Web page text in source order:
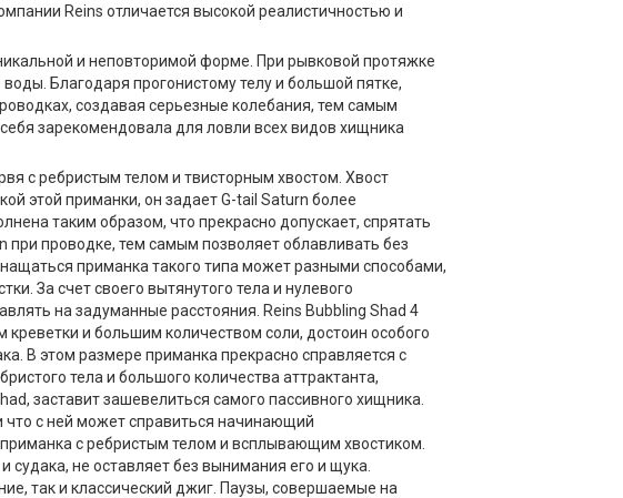
Reins отличается высокой реалистичностью и
и неповторимой форме. При рывковой протяжке
Благодаря прогонистому телу и большой пятке,
создавая серьезные колебания, тем самым
зарекомендовала для ловли всех видов хищника
с ребристым телом и твисторным хвостом. Хвост
этой приманки, он задает G-tail Saturn более
таким образом, что прекрасно допускает, спрятать
проводке, тем самым позволяет облавливать без
приманка такого типа может разными способами,
За счет своего вытянутого тела и нулевого
на задуманные расстояния. Reins Bubbling Shad 4
и большим количеством соли, достоин особого
В этом размере приманка прекрасно справляется с
тела и большого количества аттрактанта,
заставит зашевелиться самого пассивного хищника.
что с ней может справиться начинающий
с ребристым телом и всплывающим хвостиком.
судака, не оставляет без вынимания его и щука.
так и классический джиг. Паузы, совершаемые на